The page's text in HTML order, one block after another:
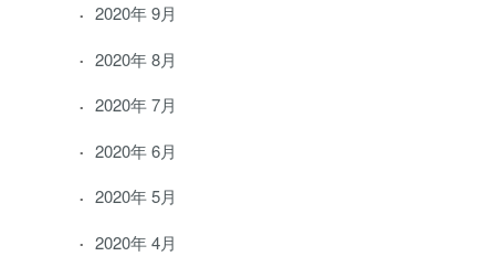
2020年 9月
2020年 8月
2020年 7月
2020年 6月
2020年 5月
2020年 4月